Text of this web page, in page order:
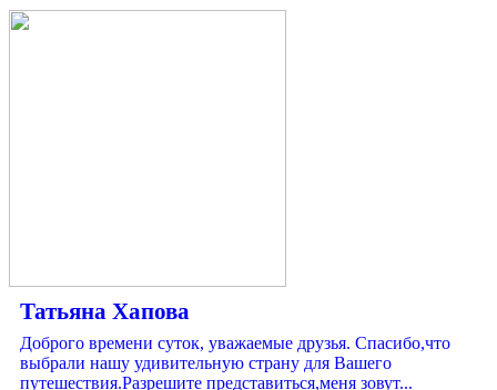
Татьяна Хапова
Доброго времени суток, уважаемые друзья. Спасибо,что
выбрали нашу удивительную страну для Вашего
путешествия.Разрешите представиться,меня зовут...